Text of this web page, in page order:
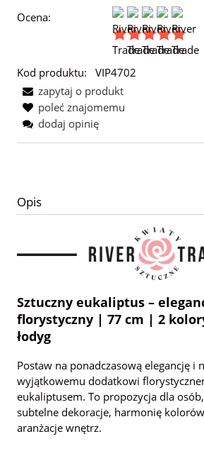
Ocena:
Kod produktu:
VIP4702
zapytaj o produkt
poleć znajomemu
dodaj opinię
Opis
Sztuczny eukaliptus –
florystyczny | 77 cm | 2
łodyg
Postaw na ponadczasową elegancję i
wyjątkowemu dodatkowi
eukaliptusem. To propozycja dla
subtelne dekoracje, harmonię
aranżacje wnętrz.